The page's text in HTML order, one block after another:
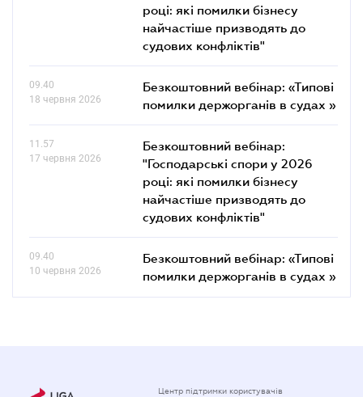
році: які помилки бізнесу
найчастіше призводять до
судових конфліктів"
09.40
18 червня 2026
Безкоштовний вебінар: «Типові
помилки держорганів в судах »
11.57
17 червня 2026
Безкоштовний вебінар:
"Господарські спори у 2026
році: які помилки бізнесу
найчастіше призводять до
судових конфліктів"
09.40
10 червня 2026
Безкоштовний вебінар: «Типові
помилки держорганів в судах »
Центр підтримки користувачів